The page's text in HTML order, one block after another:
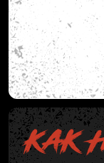
принципов и их
КАК